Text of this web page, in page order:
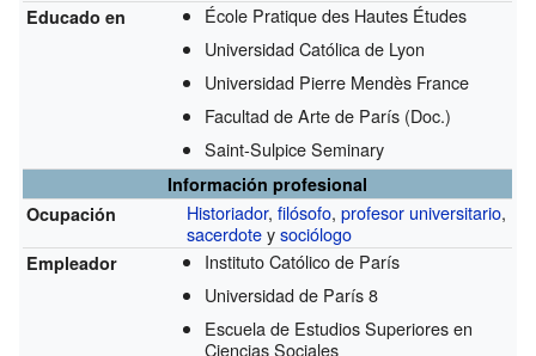
Educado en
École Pratique des Hautes Études
Universidad Católica de Lyon
Universidad Pierre Mendès France
Facultad de Arte de París (Doc.)
Saint-Sulpice Seminary
Información profesional
Ocupación
Historiador,filósofo,profesor universitario,
sacerdoteysociólogo
Empleador
Instituto Católico de París
Universidad de París 8
Escuela de Estudios Superiores en
Ciencias Sociales